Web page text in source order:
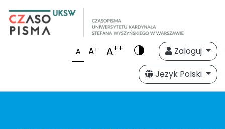
A A+ A++
Zaloguj
Język Polski